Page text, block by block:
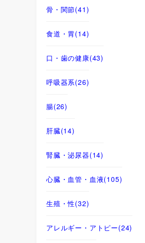
骨・関節(41)
食道・胃 (14)
口・歯の健康(43)
呼吸器系(26)
腸(26)
肝臓(14)
腎臓・泌尿器(14)
心臓・血管・血液(105)
生殖・性(32)
アレルギー・アトピー(24)